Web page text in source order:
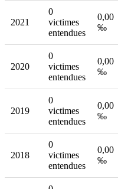
2021
0
victimes
entendues
0,00
‰
2020
0
victimes
entendues
0,00
‰
2019
0
victimes
entendues
0,00
‰
2018
0
victimes
entendues
0,00
‰